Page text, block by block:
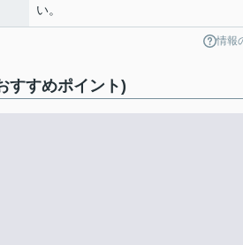
い。
情報
すめポイント)